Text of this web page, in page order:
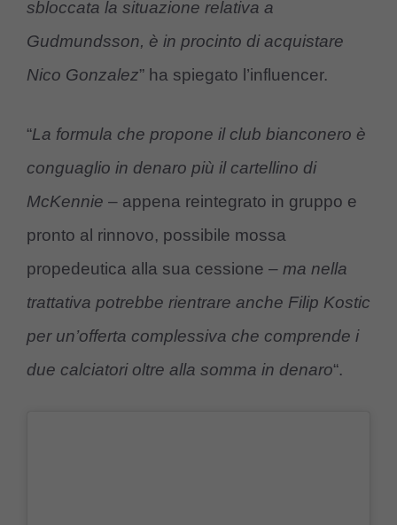
sbloccata la situazione relativa a
Gudmundsson, è in procinto di acquistare
Nico Gonzalez” ha spiegato l’influencer.
“La formula che propone il club bianconero è
conguaglio in denaro più il cartellino di
McKennie – appena reintegrato in gruppo e
pronto al rinnovo, possibile mossa
propedeutica alla sua cessione – ma nella
trattativa potrebbe rientrare anche Filip Kostic
per un’offerta complessiva che comprende i
due calciatori oltre alla somma in denaro“.